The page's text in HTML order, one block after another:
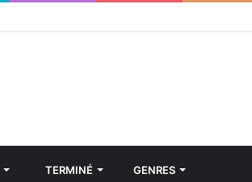
TERMINÉ GENRES